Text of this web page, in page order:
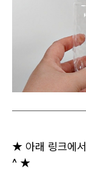
★ 아래 링크에
^ ★